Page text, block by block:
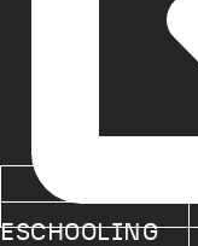
ESCHOOLING